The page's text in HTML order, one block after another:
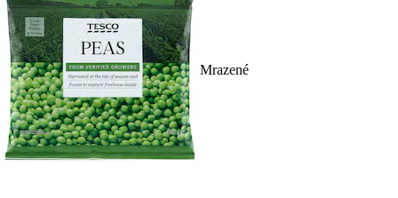
Mrazené